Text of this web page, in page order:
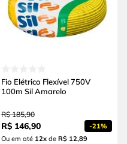
Fio Elétrico Flexível 750V
100m Sil Amarelo
R$ 185,90
R$ 146,90 -21%
Ou em até 12xde R$ 12,89